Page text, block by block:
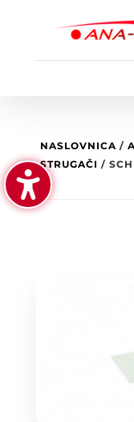
NASLOVNICA/
STRUGAČI /